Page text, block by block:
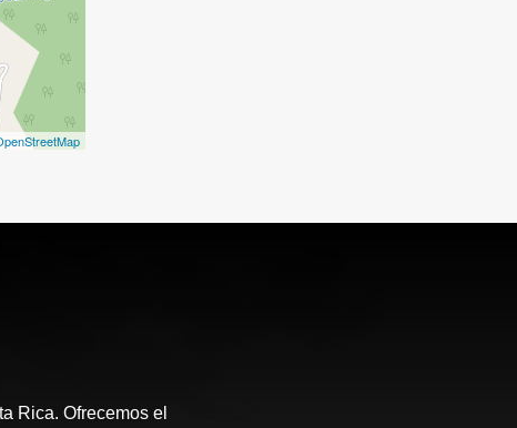
Rica. Ofrecemos el